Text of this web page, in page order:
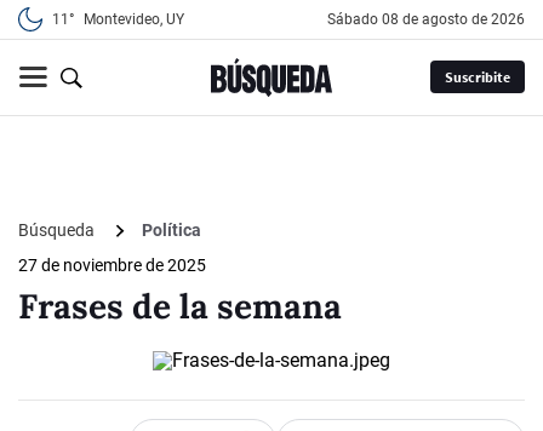
11° Montevideo, UY sábado 08 de agosto de 2026
Suscribite
Búsqueda
Política
27 de noviembre de 2025
Frases de la semana